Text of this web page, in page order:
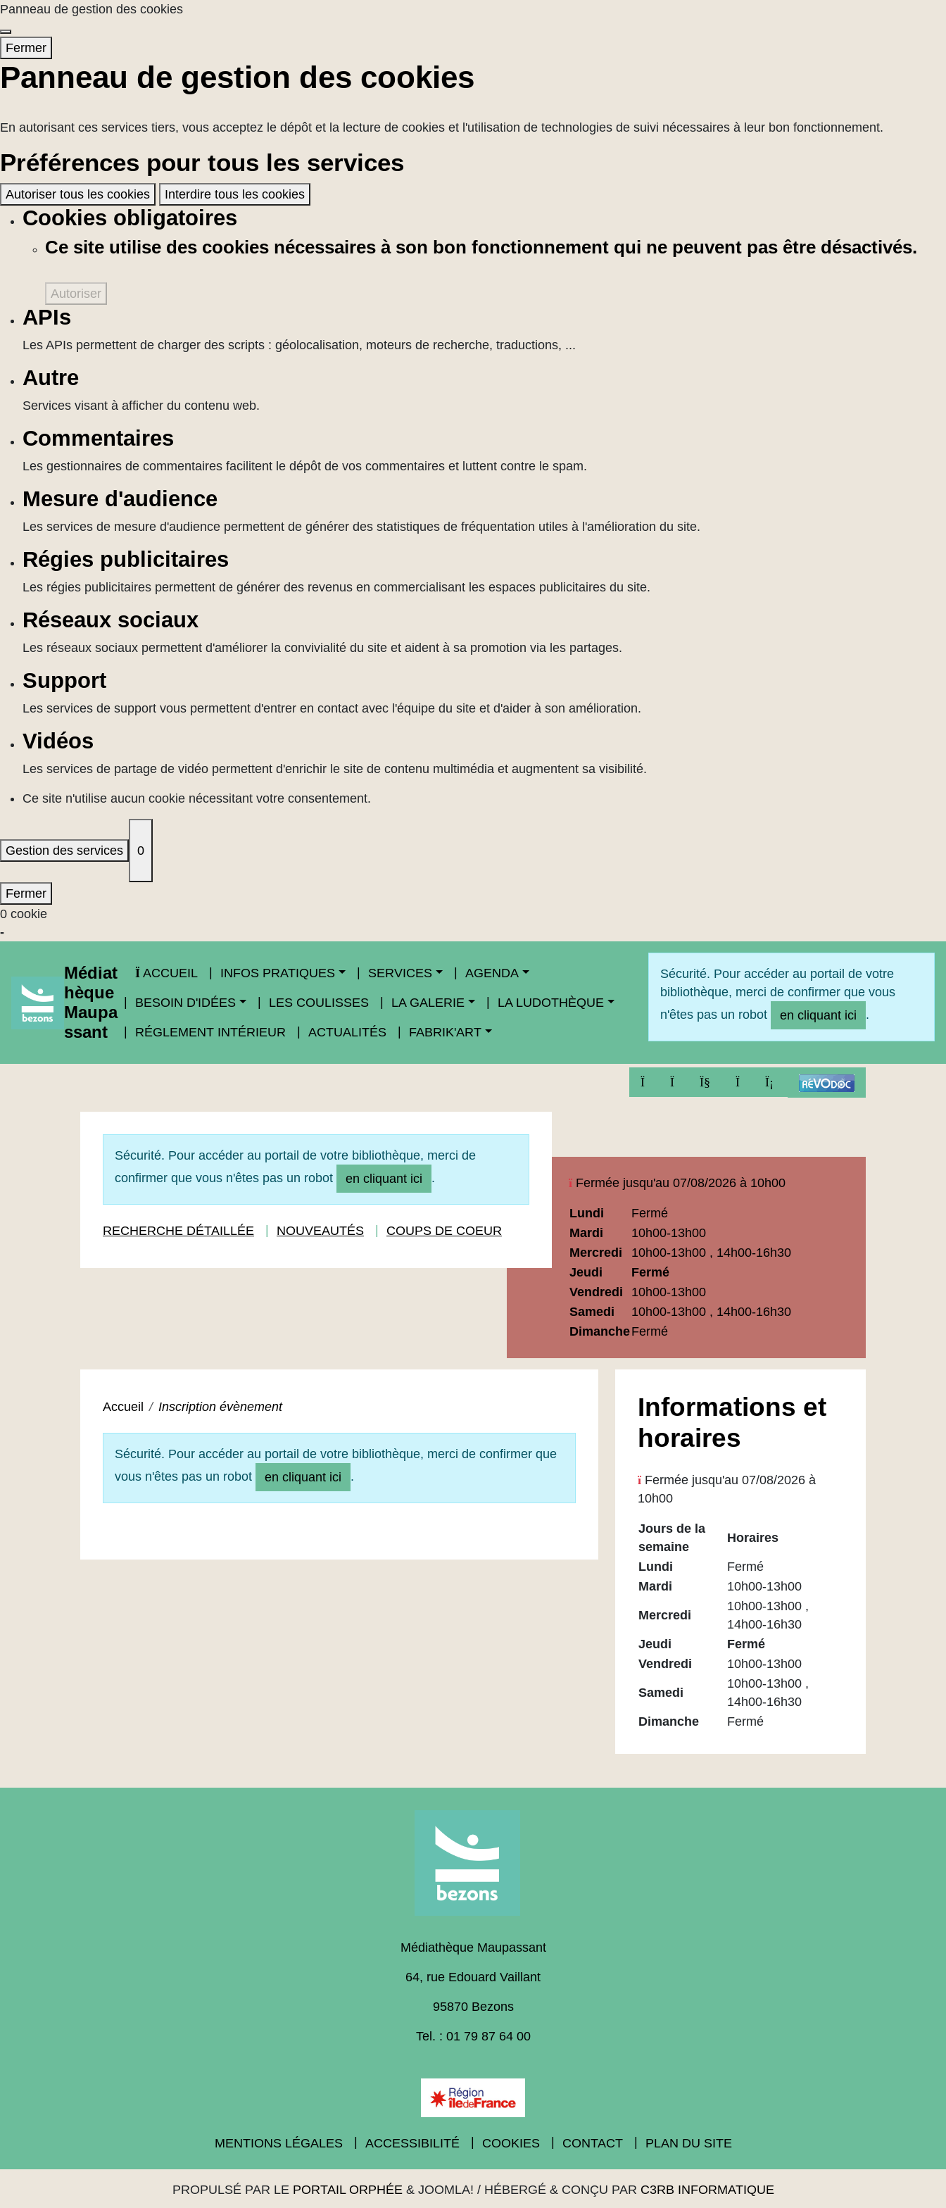
Panneau de gestion des cookies
Fermer
Panneau de gestion des cookies
En autorisant ces services tiers, vous acceptez le dépôt et la lecture de cookies et l'utilisation de technologies de suivi nécessaires à leur bon fonctionnement.
Préférences pour tous les services
Autoriser tous les cookies Interdire tous les cookies
Cookies obligatoires
Ce site utilise des cookies nécessaires à son bon fonctionnement qui ne peuvent pas être désactivés.
Autoriser
APIs
Les APIs permettent de charger des scripts : géolocalisation, moteurs de recherche, traductions, ...
Autre
Services visant à afficher du contenu web.
Commentaires
Les gestionnaires de commentaires facilitent le dépôt de vos commentaires et luttent contre le spam.
Mesure d'audience
Les services de mesure d'audience permettent de générer des statistiques de fréquentation utiles à l'amélioration du site.
Régies publicitaires
Les régies publicitaires permettent de générer des revenus en commercialisant les espaces publicitaires du site.
Réseaux sociaux
Les réseaux sociaux permettent d'améliorer la convivialité du site et aident à sa promotion via les partages.
Support
Les services de support vous permettent d'entrer en contact avec l'équipe du site et d'aider à son amélioration.
Vidéos
Les services de partage de vidéo permettent d'enrichir le site de contenu multimédia et augmentent sa visibilité.
Ce site n'utilise aucun cookie nécessitant votre consentement.
Gestion des services 0
Fermer
0 cookie
-
Médiat
hèque
Maupa
ssant
ACCUEIL INFOS PRATIQUES SERVICES AGENDA
BESOIN D'IDÉES LES COULISSES LA GALERIE LA LUDOTHÈQUE
RÉGLEMENT INTÉRIEUR ACTUALITÉS FABRIK'ART
Sécurité. Pour accéder au portail de votre
bibliothèque, merci de confirmer que vous
n'êtes pas un robot
en cliquant ici .
FACEBOOK
TWITTERYOUTUBEINSTAGRAM
LINKEDIN
Sécurité. Pour accéder au portail de votre bibliothèque, merci de
confirmer que vous n'êtes pas un robot
en cliquant ici .
RECHERCHE DÉTAILLÉE NOUVEAUTÉS COUPS DE COEUR
Fermée jusqu'au 07/08/2026 à 10h00
Horaires
Médiathèque
Maupassant
Lundi
Fermé
Mardi
10h00-13h00
Mercredi
10h00-13h00 , 14h00-16h30
Jeudi
Fermé
Vendredi
10h00-13h00
Samedi
10h00-13h00 , 14h00-16h30
DimancheFermé
Accueil Inscription évènement
Sécurité. Pour accéder au portail de votre bibliothèque, merci de confirmer que
vous n'êtes pas un robot
en cliquant ici .
Informations et
horaires
Fermée jusqu'au 07/08/2026 à
10h00
Horaires
Médiathèque
Jours de la
semaine
Horaires
Lundi
Fermé
Mardi
10h00-13h00
Mercredi
10h00-13h00 ,
14h00-16h30
Jeudi
Fermé
Vendredi
10h00-13h00
Samedi
10h00-13h00 ,
14h00-16h30
Dimanche
Fermé
Médiathèque Maupassant
64, rue Edouard Vaillant
95870 Bezons
Tel. : 01 79 87 64 00
MENTIONS LÉGALES ACCESSIBILITÉ COOKIES CONTACT PLAN DU SITE
PROPULSÉ PAR LE PORTAIL ORPHÉE & JOOMLA! / HÉBERGÉ & CONÇU PAR C3RB INFORMATIQUE